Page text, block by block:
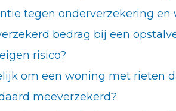
tegen onderverzekering en
bedrag bij een
risico?
om een woning met rieten
meeverzekerd?